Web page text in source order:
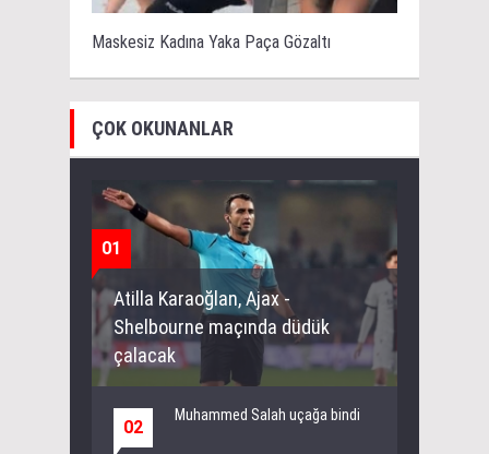
Maskesiz Kadına Yaka Paça Gözaltı
ÇOK OKUNANLAR
01
Atilla Karaoğlan, Ajax -
Shelbourne maçında düdük
çalacak
02
Muhammed Salah uçağa bindi